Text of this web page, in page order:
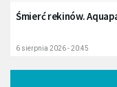
Śmierć rekinów.
6 sierpnia 2026 - 20:45